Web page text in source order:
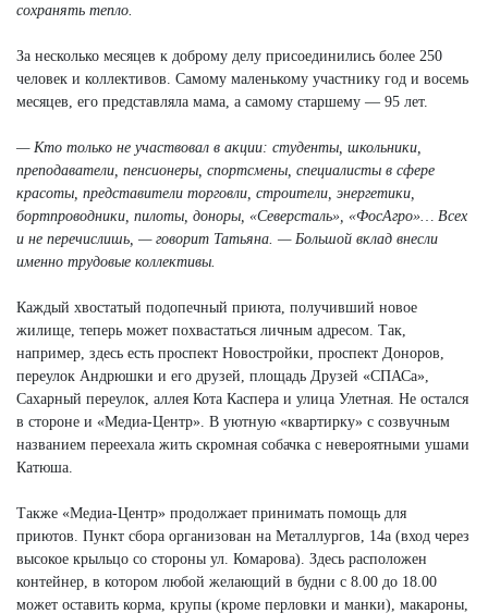
сохранять тепло.
За несколько месяцев к доброму делу присоединились более 250
человек и коллективов. Самому маленькому участнику год и восемь
месяцев, его представляла мама, а самому старшему — 95 лет.
— Кто только не участвовал в акции: студенты, школьники,
преподаватели, пенсионеры, спортсмены, специалисты в сфере
красоты, представители торговли, строители, энергетики,
бортпроводники, пилоты, доноры, «Северсталь», «ФосАгро»… Всех
и не перечислишь, — говорит Татьяна. — Большой вклад внесли
именно трудовые коллективы.
Каждый хвостатый подопечный приюта, получивший новое
жилище, теперь может похвастаться личным адресом. Так,
например, здесь есть проспект Новостройки, проспект Доноров,
переулок Андрюшки и его друзей, площадь Друзей «СПАСа»,
Сахарный переулок, аллея Кота Каспера и улица Улетная. Не остался
в стороне и «Медиа-Центр». В уютную «квартирку» с созвучным
названием переехала жить скромная собачка с невероятными ушами
Катюша.
Также «Медиа-Центр» продолжает принимать помощь для
приютов. Пункт сбора организован на Металлургов, 14а (вход через
высокое крыльцо со стороны ул. Комарова). Здесь расположен
контейнер, в котором любой желающий в будни с 8.00 до 18.00
может оставить корма, крупы (кроме перловки и манки), макароны,